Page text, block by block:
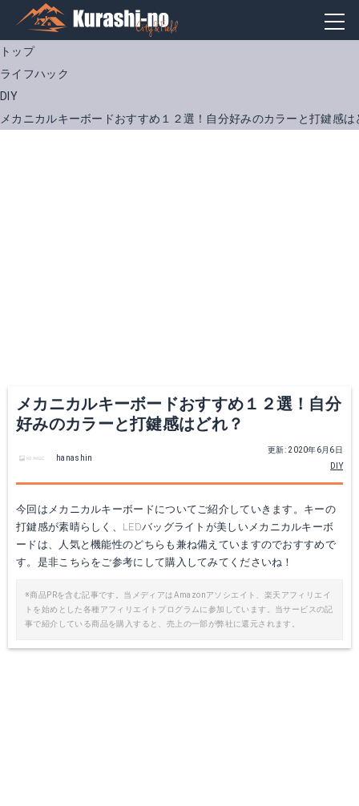
トップ
ライフハック
DIY
メカニカルキーボードおすすめ１２選！自分好みのカラーと打鍵感は
メカニカルキーボードおすすめ１２選！自分
好みのカラーと打鍵感はどれ？
更新: 2020年6月6日
DIY
hanashin
今回はメカニカルキーボードについてご紹介していきます。キーの
打鍵感が素晴らしく、LEDバッグライトが美しいメカニカルキーボ
ードは、人気と機能性のどちらも兼ね備えていますのでおすすめで
す。是非こちらをご参考にして購入してみてくださいね！
※商品PRを含む記事です。当メディアはAmazonアソシエイト、楽天アフィリエイ
トを始めとした各種アフィリエイトプログラムに参加しています。当サービスの記
事で紹介している商品を購入すると、売上の一部が弊社に還元されます。
Amazonで詳細を見る
Amazonで詳細を見る